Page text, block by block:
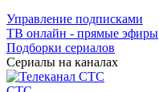
Управление подписками
ТВ онлайн - прямые эфиры
Подборки сериалов
Сериалы на каналах